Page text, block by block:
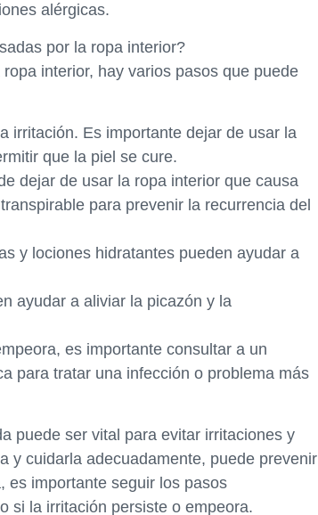
alérgicas.
por la ropa interior?
interior, hay varios pasos que puede
irritación. Es importante dejar de usar la
que la piel se cure.
dejar de usar la ropa interior que causa
para prevenir la recurrencia del
y lociones hidratantes pueden ayudar a
ayudar a aliviar la picazón y la
es importante consultar a un
para tratar una infección o problema más
puede ser vital para evitar irritaciones y
y cuidarla adecuadamente, puede prevenir
es importante seguir los pasos
si la irritación persiste o empeora.